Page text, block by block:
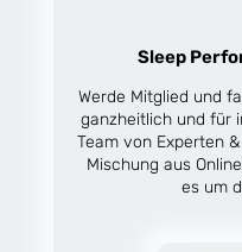
Sleep
Werde Mitglied und
ganzheitlich und für
Team von Experten
Mischung aus
es um